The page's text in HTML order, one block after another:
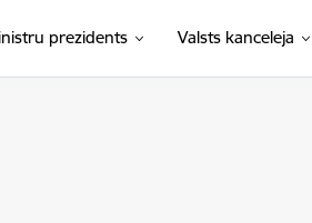
prezidents Valsts kanceleja